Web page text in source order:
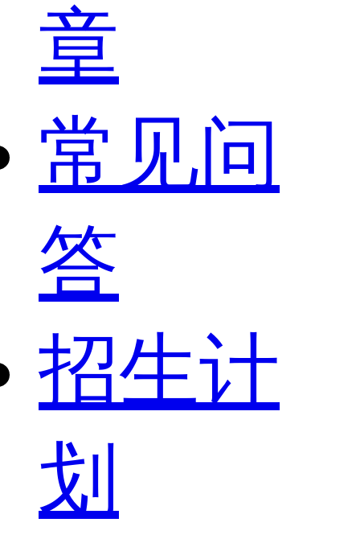
章
常见问
答
招生计
划